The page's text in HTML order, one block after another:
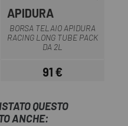
APIDURA
BORSA TELAIO APIDURA
RACING LONG TUBE PACK
DA 2L
Prezzo
91 €
QUESTO
ANCHE: